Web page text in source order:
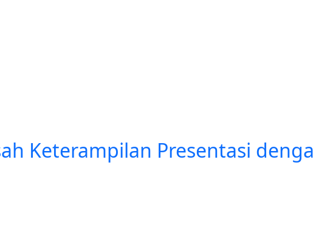
Personal Branding dari Mompreneur Sukses
Keterampilan Presentasi